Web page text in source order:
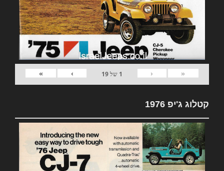
«
‹
1 של19
›
»
קטלוג ג'יפ 1976